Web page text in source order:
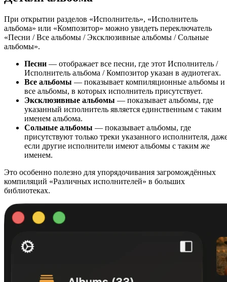
При открытии разделов «Исполнитель», «Исполнитель
альбома» или «Композитор» можно увидеть переключатель
«Песни / Все альбомы / Эксклюзивные альбомы / Сольные
альбомы».
Песни — отображает все песни, где этот Исполнитель /
Исполнитель альбома / Композитор указан в аудиотегах.
Все альбомы — показывает компиляционные альбомы и
все альбомы, в которых исполнитель присутствует.
Эксклюзивные альбомы — показывает альбомы, где
указанный исполнитель является единственным с таким
именем альбома.
Сольные альбомы — показывает альбомы, где
присутствуют только треки указанного исполнителя,
если другие исполнители имеют альбомы с таким же
именем.
Это особенно полезно для упорядочивания загромождённых
компиляций «Различных исполнителей» в больших
библиотеках.